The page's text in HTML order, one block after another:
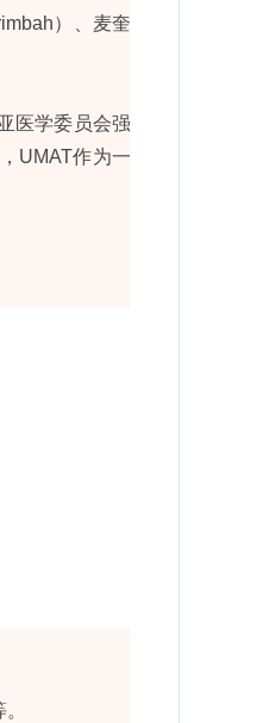
）、麦奎利
学委员会强制
UMAT作为一种